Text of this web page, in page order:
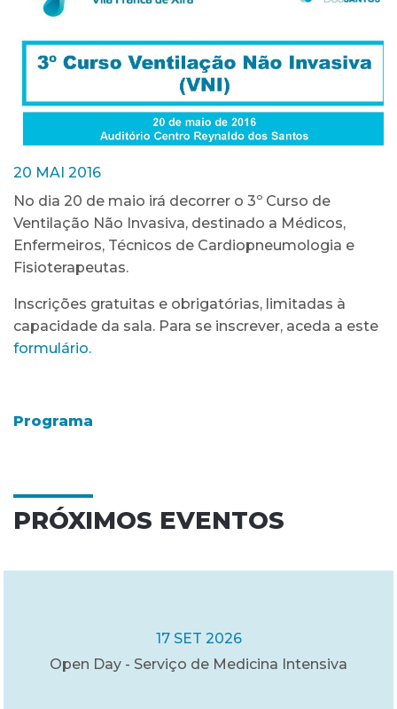
20 MAI 2016
No dia 20 de maio irá decorrer o 3º Curso de
Ventilação Não Invasiva, destinado a Médicos,
Enfermeiros, Técnicos de Cardiopneumologia e
Fisioterapeutas.
Inscrições gratuitas e obrigatórias, limitadas à
capacidade da sala. Para se inscrever, aceda a este
formulário.
Programa
PRÓXIMOS EVENTOS
17 SET 2026
Open Day - Serviço de Medicina Intensiva